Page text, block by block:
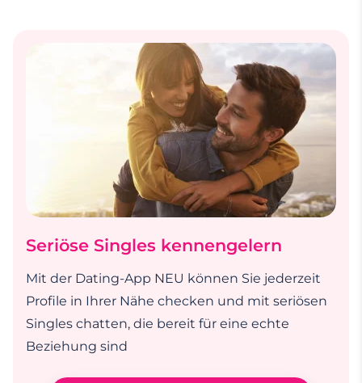
Seriöse Singles kennengelern
Mit der Dating-App NEU können Sie jederzeit
Profile in Ihrer Nähe checken und mit seriösen
Singles chatten, die bereit für eine echte
Beziehung sind